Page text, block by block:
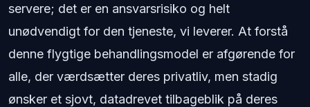
servere; det er en ansvarsrisiko og helt
unødvendigt for den tjeneste, vi leverer. At forstå
denne flygtige behandlingsmodel er afgørende for
alle, der værdsætter deres privatliv, men stadig
ønsker et sjovt, datadrevet tilbageblik på deres